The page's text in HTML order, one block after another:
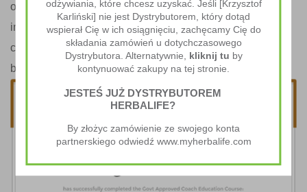
overlay_bg_opacity=”80″ el_class=”dt-certificate-overlay”
img_size=”80″
css_modal_box=”.vc_custom_1557316171534{margin-
bottom: 0px !important;padding-bottom: 0px !important;}”]
odżywiania, które chcesz uzyskać. Jeśli [Krzysztof
Karliński] nie jest Dystrybutorem, który dotąd
wspierał Cię w ich osiągnięciu, zachęcamy Cię do
składania zamówień u dotychczasowego
Dystrybutora. Alternatywnie, kliknij tu by
kontynuować zakupy na tej stronie.
JESTEŚ JUŻ DYSTRYBUTOREM
HERBALIFE?
By złożyc zamówienie ze swojego konta
partnerskiego odwiedź www.myherbalife.com